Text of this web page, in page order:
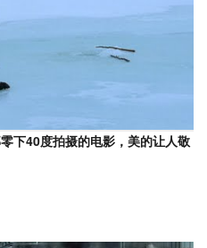
下40度拍摄的电影，美的让人敬